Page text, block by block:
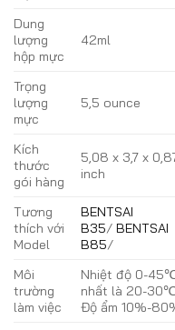
Dung
lượng
hộp mực
42ml
Trọng
lượng
mực
5,5 ounce
Kích
thước
gói hàng
5,08 x 3,7 x
inch
Tương
thích với
Model
BENTSAI
B35/ BENTSAI
B85/
Môi
trường
làm việc
Nhiệt độ 0-
nhất là 20-
Độ ẩm 10%-